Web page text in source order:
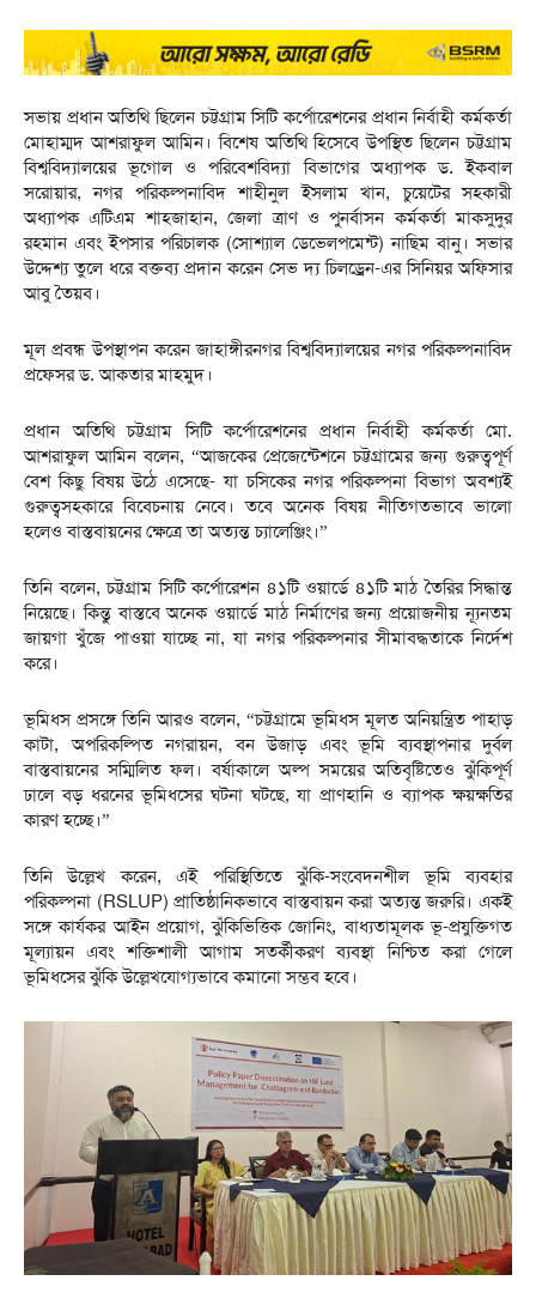
সভায় প্রধান অতিথি ছিলেন চট্টগ্রাম সিটি কর্পোরেশনের প্রধান নির্বাহী কর্মকর্তা
মোহাম্মদ আশরাফুল আমিন। বিশেষ অতিথি হিসেবে উপস্থিত ছিলেন চট্টগ্রাম
বিশ্ববিদ্যালয়ের ভূগোল ও পরিবেশবিদ্যা বিভাগের অধ্যাপক ড. ইকবাল
সরোয়ার, নগর পরিকল্পনাবিদ শাহীনুল ইসলাম খান, চুয়েটের সহকারী
অধ্যাপক এটিএম শাহজাহান, জেলা ত্রাণ ও পুনর্বাসন কর্মকর্তা মাকসুদুর
রহমান এবং ইপসার পরিচালক (সোশ্যাল ডেভেলপমেন্ট) নাছিম বানু। সভার
উদ্দেশ্য তুলে ধরে বক্তব্য প্রদান করেন সেভ দ্য চিলড্রেন-এর সিনিয়র অফিসার
আবু তৈয়ব।
মূল প্রবন্ধ উপস্থাপন করেন জাহাঙ্গীরনগর বিশ্ববিদ্যালয়ের নগর পরিকল্পনাবিদ
প্রফেসর ড. আকতার মাহমুদ।
প্রধান অতিথি চট্টগ্রাম সিটি কর্পোরেশনের প্রধান নির্বাহী কর্মকর্তা মো.
আশরাফুল আমিন বলেন, “আজকের প্রেজেন্টেশনে চট্টগ্রামের জন্য গুরুত্বপূর্ণ
বেশ কিছু বিষয় উঠে এসেছে- যা চসিকের নগর পরিকল্পনা বিভাগ অবশ্যই
গুরুত্বসহকারে বিবেচনায় নেবে। তবে অনেক বিষয় নীতিগতভাবে ভালো
হলেও বাস্তবায়নের ক্ষেত্রে তা অত্যন্ত চ্যালেঞ্জিং।”
তিনি বলেন, চট্টগ্রাম সিটি কর্পোরেশন ৪১টি ওয়ার্ডে ৪১টি মাঠ তৈরির সিদ্ধান্ত
নিয়েছে। কিন্তু বাস্তবে অনেক ওয়ার্ডে মাঠ নির্মাণের জন্য প্রয়োজনীয় ন্যূনতম
জায়গা খুঁজে পাওয়া যাচ্ছে না, যা নগর পরিকল্পনার সীমাবদ্ধতাকে নির্দেশ
করে।
ভূমিধস প্রসঙ্গে তিনি আরও বলেন, “চট্টগ্রামে ভূমিধস মূলত অনিয়ন্ত্রিত পাহাড়
কাটা, অপরিকল্পিত নগরায়ন, বন উজাড় এবং ভূমি ব্যবস্থাপনার দুর্বল
বাস্তবায়নের সম্মিলিত ফল। বর্ষাকালে অল্প সময়ের অতিবৃষ্টিতেও ঝুঁকিপূর্ণ
ঢালে বড় ধরনের ভূমিধসের ঘটনা ঘটছে, যা প্রাণহানি ও ব্যাপক ক্ষয়ক্ষতির
কারণ হচ্ছে।”
তিনি উল্লেখ করেন, এই পরিস্থিতিতে ঝুঁকি-সংবেদনশীল ভূমি ব্যবহার
পরিকল্পনা (RSLUP) প্রাতিষ্ঠানিকভাবে বাস্তবায়ন করা অত্যন্ত জরুরি। একই
সঙ্গে কার্যকর আইন প্রয়োগ, ঝুঁকিভিত্তিক জোনিং, বাধ্যতামূলক ভূ-প্রযুক্তিগত
মূল্যায়ন এবং শক্তিশালী আগাম সতর্কীকরণ ব্যবস্থা নিশ্চিত করা গেলে
ভূমিধসের ঝুঁকি উল্লেখযোগ্যভাবে কমানো সম্ভব হবে।